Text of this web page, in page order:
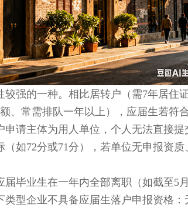
的一种。相比居转户（需7年居住
、常需排队一年以上），应届生若符
请主体为用人单位，个人无法直接提
如72分或71分），若单位无申报资质
业生在一年内全部离职（如截至5
型企业不具备应届生落户申报资格